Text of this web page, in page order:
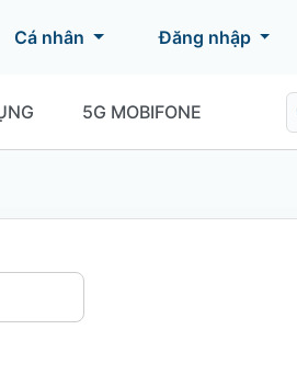
Cá nhân Đăng nhập
5G MOBIFONE